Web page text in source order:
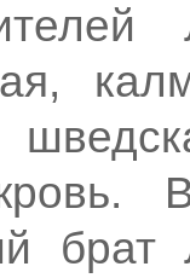
брат